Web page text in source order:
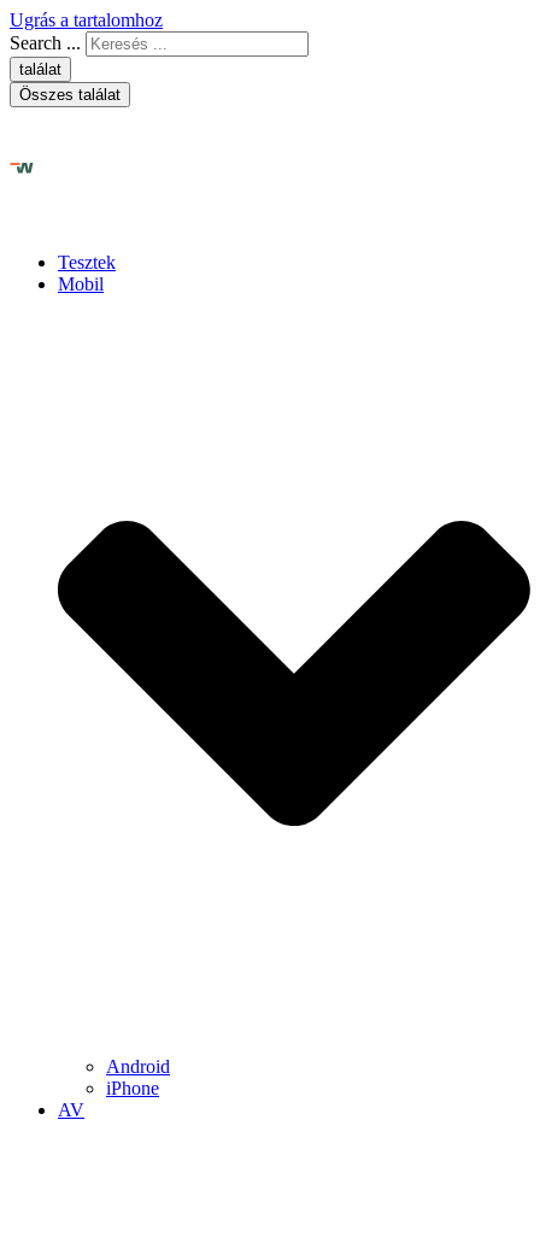
Ugrás a tartalomhoz
Search ...
találat
Összes találat
Tesztek
Mobil
Android
iPhone
AV